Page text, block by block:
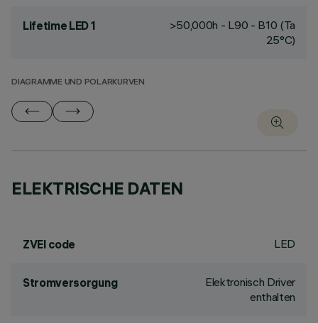
Lifetime LED 1
>50,000h - L90 - B10 (Ta
25°C)
DIAGRAMME UND POLARKURVEN
ELEKTRISCHE DATEN
ZVEI code LED
Stromversorgung
Elektronisch Driver
enthalten